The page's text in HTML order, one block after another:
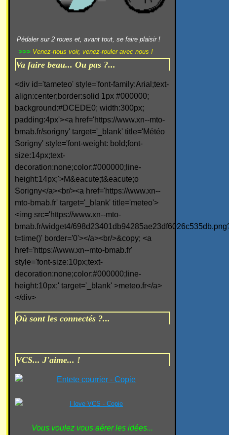
Pédaler sur 2 roues et, avant tout, se faire plaisir !
>>> Venez-nous voir, venez-rouler avec nous !
Va faire beau... Ou pas ?...
<div id='tameteo' style='font-family:Arial;text-
align:center;border:solid 1px #000000;
background:#DCEDE0; width:300px;
padding:4px'><a href='https://www.xn--mto-
bmab.fr/sorigny' target='_blank' title='Météo
Sorigny' style='font-weight: bold;font-
size:14px;text-
decoration:none;color:#000000;line-
height:14px;'>M&eacute;t&eacute;o
Sorigny</a><br/><a href='https://www.xn--
mto-bmab.fr' target='_blank' title='meteo'>
<img src='https://www.xn--mto-
bmab.fr/widget4/
t=time()' border='0'></a><br/>&copy; <a
href='https://www.xn--mto-bmab.fr'
style='font-size:10px;text-
decoration:none;color:#000000;line-
height:10px;' target='_blank' >meteo.fr</a>
</div>
Où sont les connectés ?...
VCS... J'aime... !
Vous voulez vous aérer les idées...